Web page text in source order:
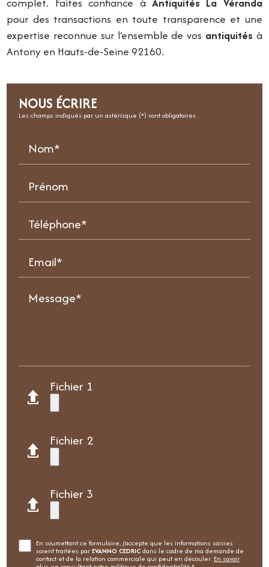
pour des transactions en toute transparence et une
expertise reconnue sur l’ensemble de vos antiquités à
Antony en Hauts-de-Seine 92160.
NOUS ÉCRIRE
Les champs indiqués par un astérisque (*) sont obligatoires
Nom*
Prénom
Téléphone*
Email*
Message*
Fichier 1
Fichier 2
Fichier 3
En soumettant ce formulaire, j'accepte que les informations saisies
soient traitées parEVANNO CEDRICdans le cadre de ma demande de
contact et de la relation commerciale qui peut en découler. En savoir